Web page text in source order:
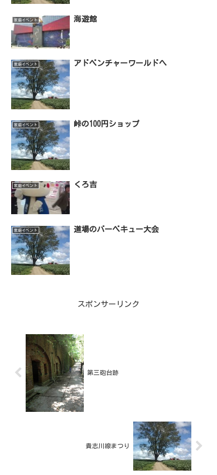
家庭イベント 海遊館
家庭イベント アドベンチャーワールドへ
家庭イベント 峠の100円ショップ
家庭イベント くろ吉
家庭イベント 道場のバーベキュー大会
スポンサーリンク
第三砲台跡
貴志川線まつり